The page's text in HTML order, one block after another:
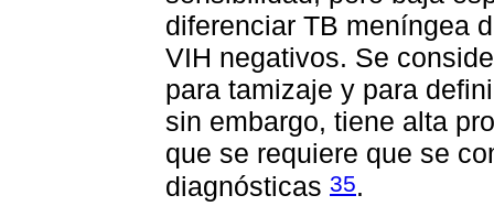
diferenciar TB meníngea
VIH negativos. Se
para tamizaje y para
sin embargo, tiene alta
que se requiere que se
diagnósticas 35.